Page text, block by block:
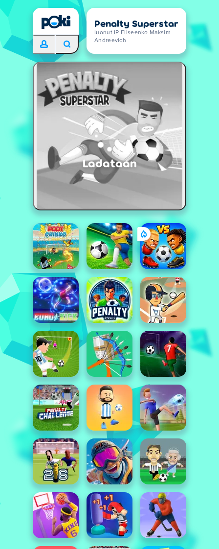
Penalty Superstar
luonut IP Eliseenko Maksim
Andreevich
Ladataan